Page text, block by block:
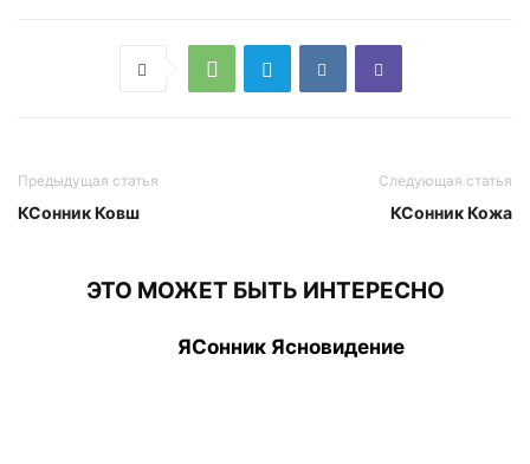
Предыдущая статья
КСонник Ковш
Следующая статья
КСонник Кожа
ЭТО МОЖЕТ БЫТЬ ИНТЕРЕСНО
ЯСонник Ясновидение